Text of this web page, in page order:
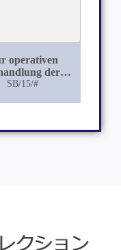
operativen
der
Spondylitis
SB/15/#